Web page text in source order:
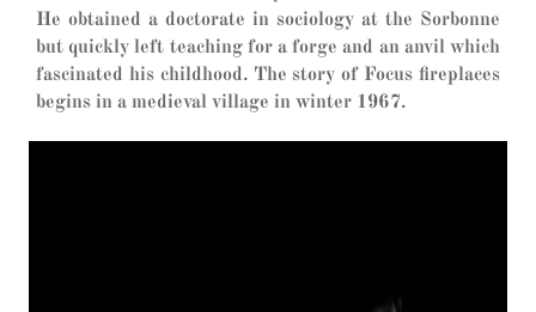
He obtained a doctorate in sociology at the Sorbonne
but quickly left teaching for a forge and an anvil which
fascinated his childhood. The story of Focus fireplaces
begins in a medieval village in winter 1967.